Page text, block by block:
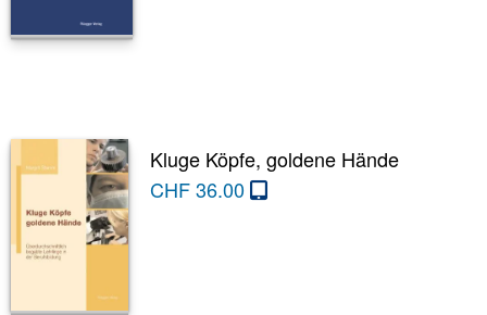
Kluge Köpfe, goldene Hände
CHF36.00